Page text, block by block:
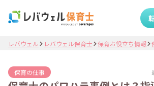
レバウェル レバウェル保育士 保育お役立ち情報
保育の仕事